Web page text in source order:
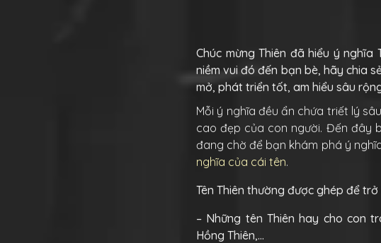
Chúc mừng Thiên đã hiểu ý
niềm vui đó đến bạn bè, hãy chia
mở, phát triển tốt, am hiểu sâu
Mỗi ý nghĩa đều ẩn chứa triết lý
cao đẹp của con người. Đến đây
đang chờ để bạn khám phá ý
nghĩa của cái tên.
Tên Thiên thường được ghép để
– Những tên Thiên hay cho con
Hồng Thiên,…